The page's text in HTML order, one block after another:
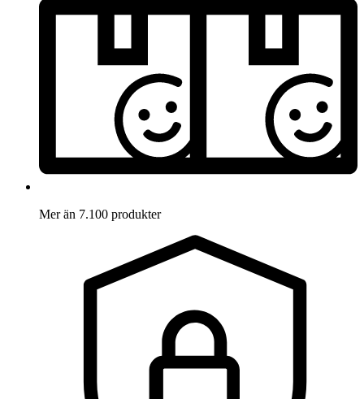
Mer än 7.100 produkter